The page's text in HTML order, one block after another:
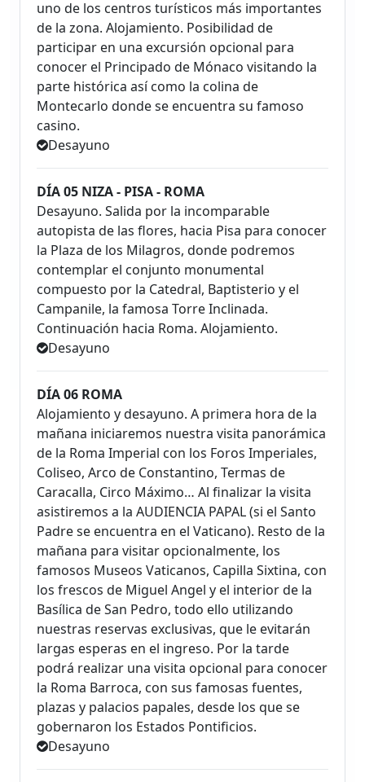
uno de los centros turísticos más importantes
de la zona. Alojamiento. Posibilidad de
participar en una excursión opcional para
conocer el Principado de Mónaco visitando la
parte histórica así como la colina de
Montecarlo donde se encuentra su famoso
casino.
Desayuno
DÍA 05 NIZA - PISA - ROMA
Desayuno. Salida por la incomparable
autopista de las flores, hacia Pisa para conocer
la Plaza de los Milagros, donde podremos
contemplar el conjunto monumental
compuesto por la Catedral, Baptisterio y el
Campanile, la famosa Torre Inclinada.
Continuación hacia Roma. Alojamiento.
Desayuno
DÍA 06 ROMA
Alojamiento y desayuno. A primera hora de la
mañana iniciaremos nuestra visita panorámica
de la Roma Imperial con los Foros Imperiales,
Coliseo, Arco de Constantino, Termas de
Caracalla, Circo Máximo… Al finalizar la visita
asistiremos a la AUDIENCIA PAPAL (si el Santo
Padre se encuentra en el Vaticano). Resto de la
mañana para visitar opcionalmente, los
famosos Museos Vaticanos, Capilla Sixtina, con
los frescos de Miguel Angel y el interior de la
Basílica de San Pedro, todo ello utilizando
nuestras reservas exclusivas, que le evitarán
largas esperas en el ingreso. Por la tarde
podrá realizar una visita opcional para conocer
la Roma Barroca, con sus famosas fuentes,
plazas y palacios papales, desde los que se
gobernaron los Estados Pontificios.
Desayuno